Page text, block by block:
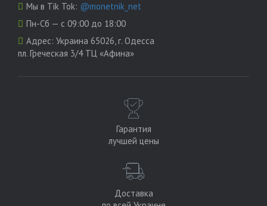
Мы в Tik Tok: @monetnik_net
Пн-Сб — с 09:00 до 18:00
Адрес: Украина 65026, г. Одесса
пл. Греческая 3/4 ТЦ «Афина»
Гарантия
лучшей цены
Доставка